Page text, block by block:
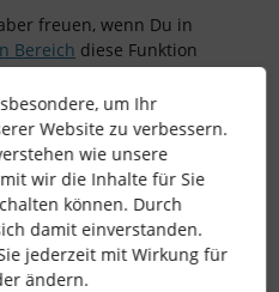
freuen, wenn Du in
Bereich diese Funktion
teilst. Somit
Deine Idee
Vorschlag wird an unser
Idee einreichen oder
vorschlagen
solltest Du Rückfragen
um Ihr
Website zu verbessern.
wie unsere
wir die Inhalte für Sie
können. Durch
damit einverstanden.
jederzeit mit Wirkung für
ändern.